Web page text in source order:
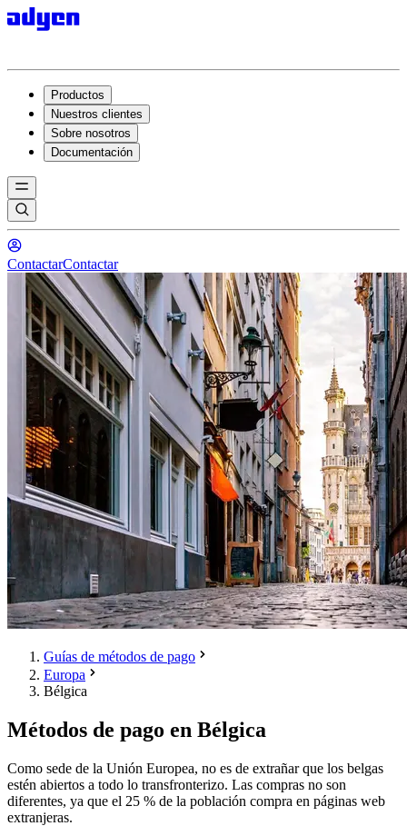
Productos
Nuestros clientes
Sobre nosotros
Documentación
ContactarContactar
Guías de métodos de pago
Europa
Bélgica
Métodos de pago en Bélgica
Como sede de la Unión Europea, no es de extrañar que los belgas
estén abiertos a todo lo transfronterizo. Las compras no son
diferentes, ya que el 25 % de la población compra en páginas web
extranjeras.